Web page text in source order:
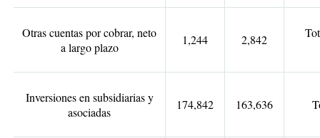
Otras cuentas por cobrar, neto
a largo plazo
1,244 2,842
Inversiones en subsidiarias y
asociadas
174,842 163,636